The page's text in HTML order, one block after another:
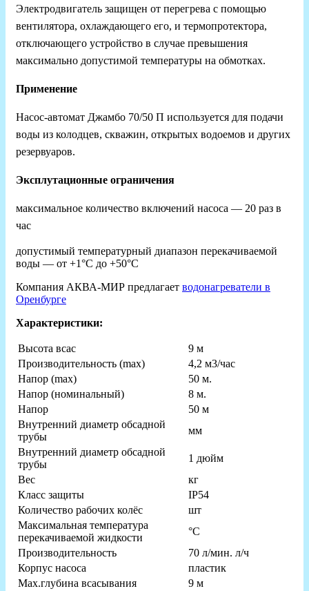
Электродвигатель защищен от перегрева с помощью
вентилятора, охлаждающего его, и термопротектора,
отключающего устройство в случае превышения
максимально допустимой температуры на обмотках.
Применение
Насос-автомат Джамбо 70/50 П используется для подачи
воды из колодцев, скважин, открытых водоемов и других
резервуаров.
Эксплутационные ограничения
максимальное количество включений насоса — 20 раз в
час
допустимый температурный диапазон перекачиваемой
воды — от +1°С до +50°С
Компания АКВА-МИР предлагает водонагреватели в
Оренбурге
Характеристики:
Высота всас
9 м
Производительность (max)
4,2 м3/час
Напор (max)
50 м.
Напор (номинальный)
8 м.
Hапор
50 м
Внутренний диаметр обсадной
трубы
мм
Внутренний диаметр обсадной
трубы
1 дюйм
Вес
кг
Класс защиты
IP54
Количество рабочих колёс
шт
Максимальная температура
перекачиваемой жидкости
°С
Производительность
70 л/мин. л/ч
Корпус насоса
пластик
Мах.глубина всасывания
9 м